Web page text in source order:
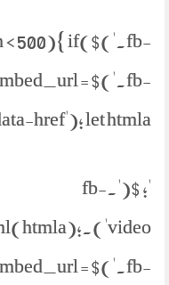
< 500){ if($('.fb-
= $('.fb-
href'); let htmla="
'; $('.fb-
= $('.fb-